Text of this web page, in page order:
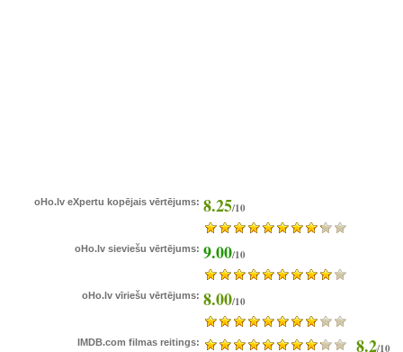
oHo.lv eXpertu kopējais vērtējums: 8.25/10
oHo.lv sieviešu vērtējums: 9.00/10
oHo.lv vīriešu vērtējums: 8.00/10
IMDB.com filmas reitings: 8.2/10